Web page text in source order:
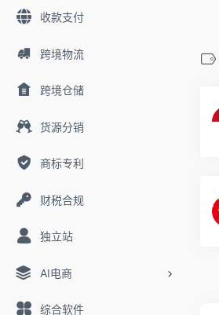
收款支付
跨境物流
跨境仓储
货源分销
商标专利
财税合规
独立站
AI电商
综合软件